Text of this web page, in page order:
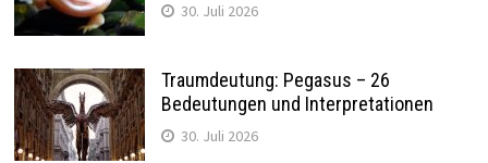
30. Juli 2026
Traumdeutung: Pegasus – 26
Bedeutungen und Interpretationen
30. Juli 2026